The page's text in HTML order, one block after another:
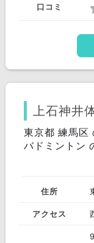
口コミ
上石神井
東京都 練馬区
バドミントン
住所
アクセス